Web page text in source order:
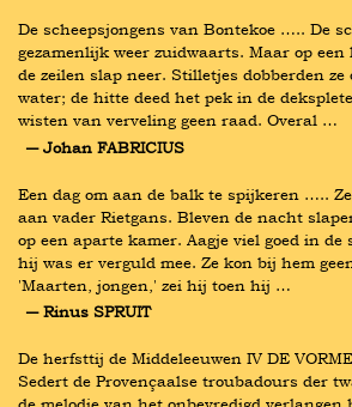
De scheepsjongens van Bontekoe ….. De
gezamenlijk weer zuidwaarts. Maar op een
de zeilen slap neer. Stilletjes dobberden ze
water; de hitte deed het pek in de
wisten van verveling geen raad. Overal …
― Johan FABRICIUS
Een dag om aan de balk te spijkeren …..
aan vader Rietgans. Bleven de nacht
op een aparte kamer. Aagje viel goed in de
hij was er verguld mee. Ze kon bij hem
'Maarten, jongen,' zei hij toen hij …
― Rinus SPRUIT
De herfsttij de Middeleeuwen IV DE
Sedert de Provençaalse troubadours der